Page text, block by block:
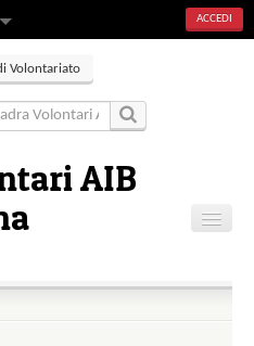
ACCEDI
Volontariato
AIB